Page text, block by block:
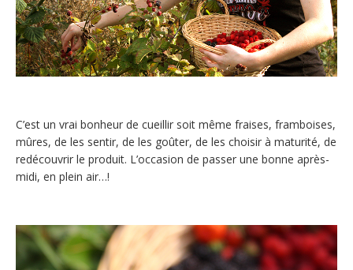
C’est un vrai bonheur de cueillir soit même fraises, framboises,
mûres, de les sentir, de les goûter, de les choisir à maturité, de
redécouvrir le produit. L’occasion de passer une bonne après-
midi, en plein air…!